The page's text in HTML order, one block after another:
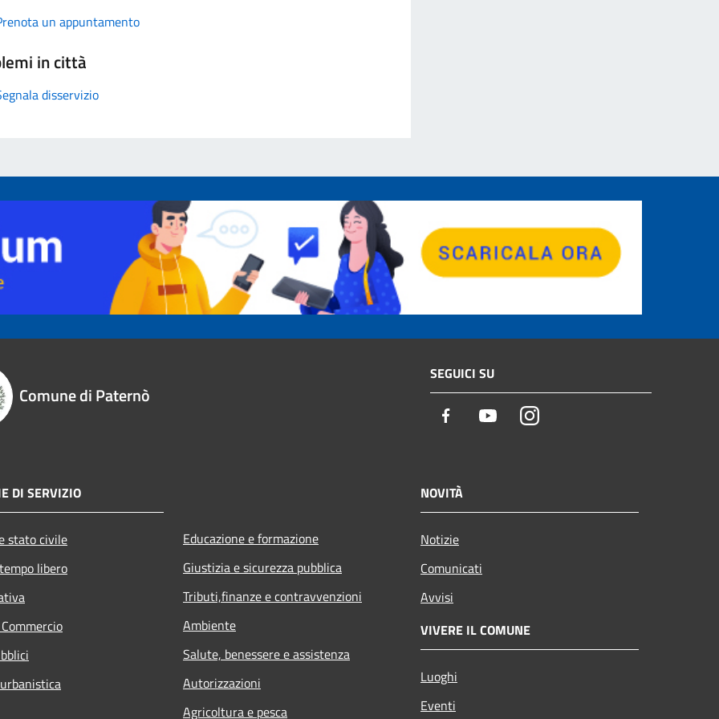
un appuntamento
in città
disservizio
Comune di Paternò
SEGUICI SU
Facebook YoutubeInstagram
DI SERVIZIO
stato civile
libero
Educazione e formazione
Giustizia e sicurezza pubblica
Tributi,finanze e contravvenzioni
Ambiente
Salute, benessere e assistenza
Autorizzazioni
Agricoltura e pesca
NOVITÀ
Notizie
Comunicati
Avvisi
VIVERE IL COMUNE
Luoghi
Eventi